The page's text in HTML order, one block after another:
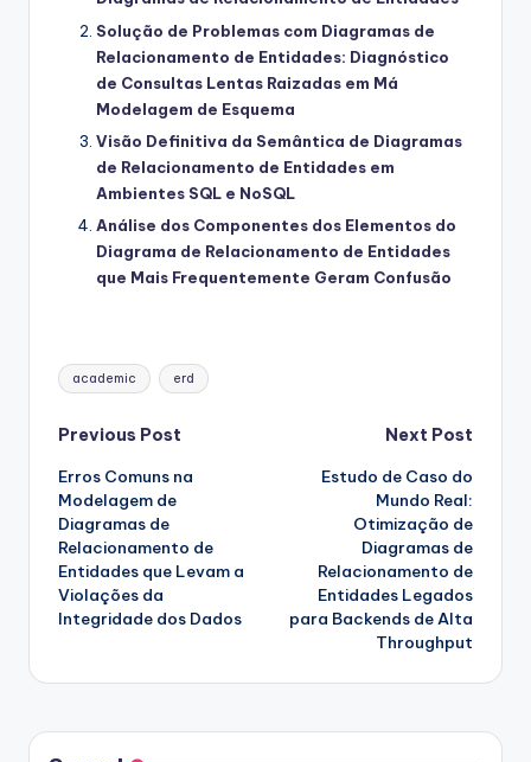
Solução de Problemas com Diagramas de
Relacionamento de Entidades: Diagnóstico
de Consultas Lentas Raizadas em Má
Modelagem de Esquema
Visão Definitiva da Semântica de Diagramas
de Relacionamento de Entidades em
Ambientes SQL e NoSQL
Análise dos Componentes dos Elementos do
Diagrama de Relacionamento de Entidades
que Mais Frequentemente Geram Confusão
Tags:
academic erd
Post
navigation
Previous Post
Erros Comuns na
Modelagem de
Diagramas de
Relacionamento de
Entidades que Levam a
Violações da
Integridade dos Dados
Next Post
Estudo de Caso do
Mundo Real:
Otimização de
Diagramas de
Relacionamento de
Entidades Legados
para Backends de Alta
Throughput